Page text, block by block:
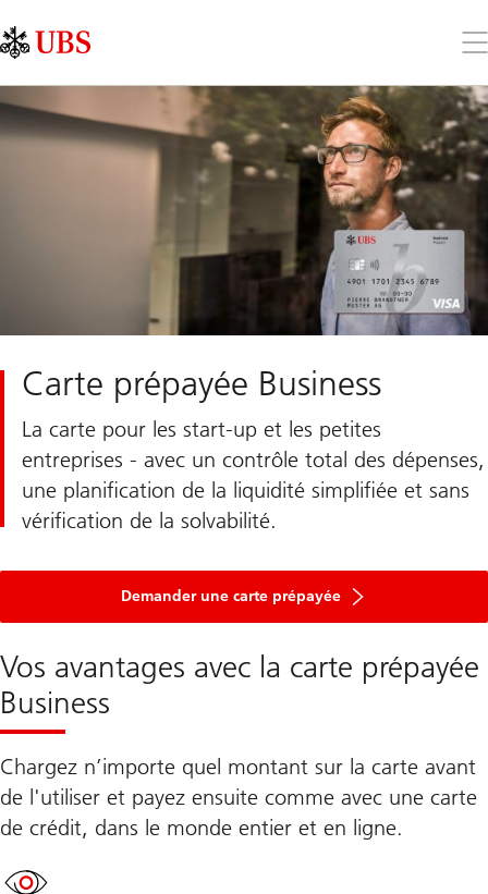
Links
Area
le
Carte prépayée Business
La carte pour les start-up et les petites
entreprises - avec un contrôle total des dépenses,
une planification de la liquidité simplifiée et sans
vérification de la solvabilité.
Demander une carte prépayée
Vos avantages avec la carte prépayée
Business
Chargez n’importe quel montant sur la carte avant
de l'utiliser et payez ensuite comme avec une carte
de crédit, dans le monde entier et en ligne.